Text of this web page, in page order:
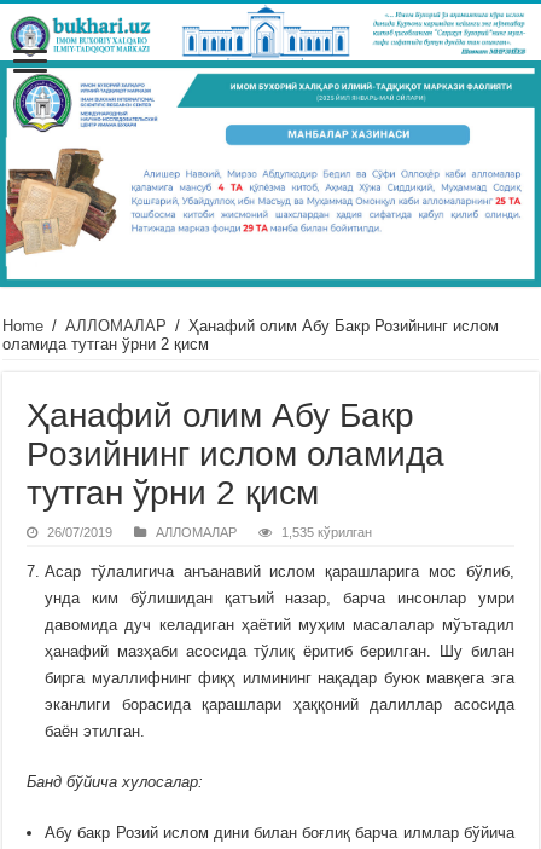
Home / АЛЛОМАЛАР / Ҳанафий олим Абу Бакр Розийнинг ислом
оламида тутган ўрни 2 қисм
Ҳанафий олим Абу Бакр
Розийнинг ислом оламида
тутган ўрни 2 қисм
26/07/2019 АЛЛОМАЛАР 1,535 кўрилган
Асар тўлалигича анъанавий ислом қарашларига мос бўлиб,
унда ким бўлишидан қатъий назар, барча инсонлар умри
давомида дуч келадиган ҳаётий муҳим масалалар мўътадил
ҳанафий мазҳаби асосида тўлиқ ёритиб берилган. Шу билан
бирга муаллифнинг фиқҳ илмининг нақадар буюк мавқега эга
эканлиги борасида қарашлари ҳаққоний далиллар асосида
баён этилган.
Банд бўйича хулосалар:
Абу бакр Розий ислом дини билан боғлиқ барча илмлар бўйича